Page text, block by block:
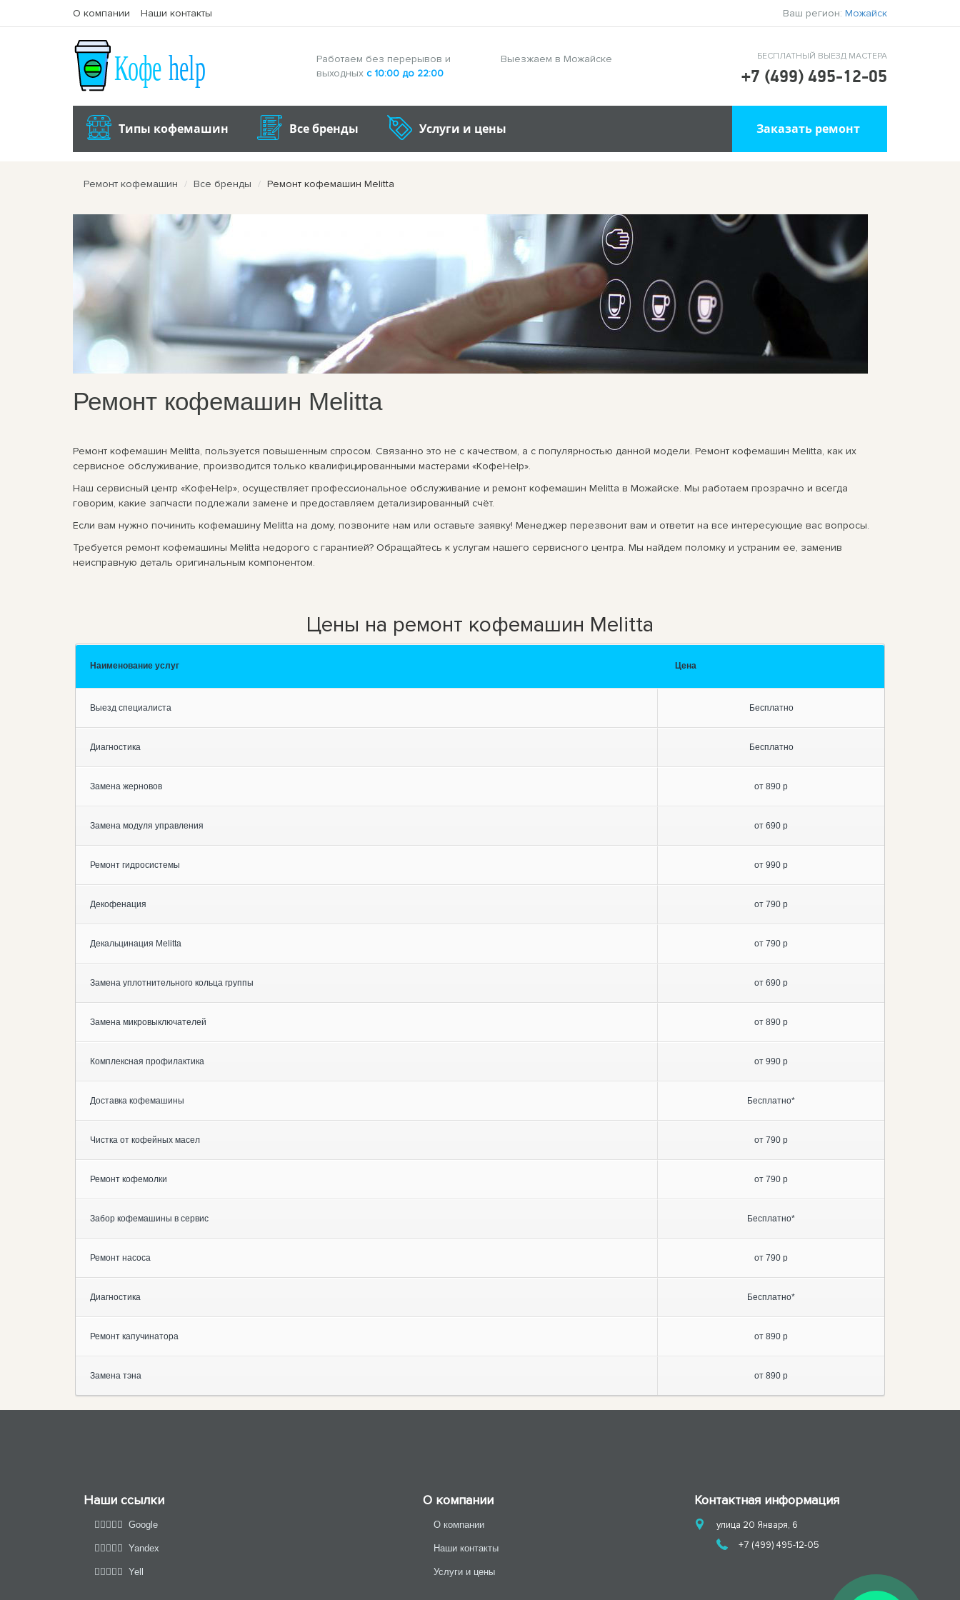
О компании Наши контакты Ваш регион: Можайск
Работаем без перерывов и
выходныхс 10:00 до 22:00
Выезжаем в Можайске БЕСПЛАТНЫЙ ВЫЕЗД МАСТЕРА
+7 (499) 495-12-05
Типы кофемашин Все бренды Услуги и цены Заказать ремонт
Ремонт кофемашин Все бренды Ремонт кофемашин Melitta
Ремонт кофемашин Melitta
Ремонт кофемашин Melitta, пользуется повышенным спросом. Связанно это не с качеством, а с популярностью данной модели. Ремонт кофемашин Melitta, как их
сервисное обслуживание, производится только квалифицированными мастерами «КофеHelp».
Наш сервисный центр «КофеHelp», осуществляет профессиональное обслуживание и ремонт кофемашин Melitta в Можайске. Мы работаем прозрачно и всегда
говорим, какие запчасти подлежали замене и предоставляем детализированный счёт.
Если вам нужно починить кофемашину Melitta на дому, позвоните нам или оставьте заявку! Менеджер перезвонит вам и ответит на все интересующие вас вопросы.
Требуется ремонт кофемашины Melitta недорого с гарантией? Обращайтесь к услугам нашего сервисного центра. Мы найдем поломку и устраним ее, заменив
неисправную деталь оригинальным компонентом.
Цены на ремонт кофемашин Melitta
Наименование услуг Цена
Выезд специалиста Бесплатно
Диагностика Бесплатно
Замена жерновов от 890 р
Замена модуля управления от 690 р
Ремонт гидросистемы от 990 р
Декофенация от 790 р
Декальцинация Melitta от 790 р
Замена уплотнительного кольца группы от 690 р
Замена микровыключателей от 890 р
Комплексная профилактика от 990 р
Доставка кофемашины Бесплатно*
Чистка от кофейных масел от 790 р
Ремонт кофемолки от 790 р
Забор кофемашины в сервис Бесплатно*
Ремонт насоса от 790 р
Диагностика Бесплатно*
Ремонт капучинатора от 890 р
Замена тэна от 890 р
Наши ссылки
Google
Yandex
Yell
О компании
О компании
Наши контакты
Услуги и цены
Контактная информация
улица 20 Января, 6
+7 (499) 495-12-05